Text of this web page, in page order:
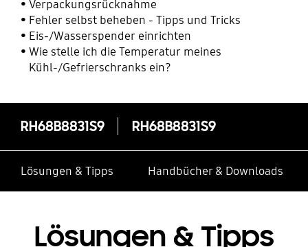
Verpackungsrücknahme
Fehler selbst beheben - Tipps und Tricks
Eis-/Wasserspender einrichten
Wie stelle ich die Temperatur meines
Kühl-/Gefrierschranks ein?
RH68B8831S9 RH68B8831S9
Lösungen & Tipps Handbücher & Downloads
Lösungen & Tipps